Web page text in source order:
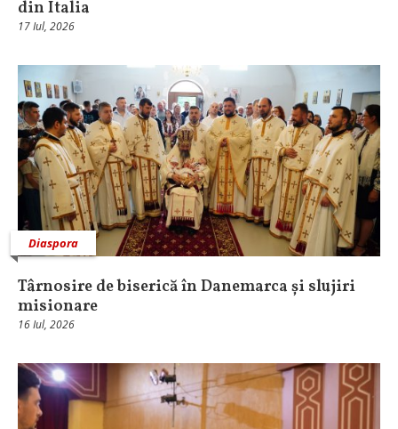
din Italia
17 Iul, 2026
Diaspora
Târnosire de biserică în Danemarca și slujiri
misionare
16 Iul, 2026